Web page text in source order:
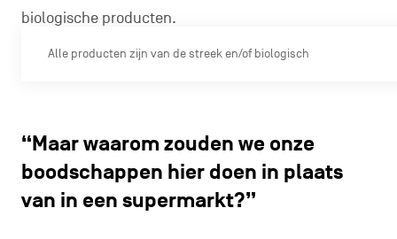
biologische producten.
Alle producten zijn van de streek en/of biologisch
“Maar waarom zouden we onze
boodschappen hier doen in plaats
van in een supermarkt?”